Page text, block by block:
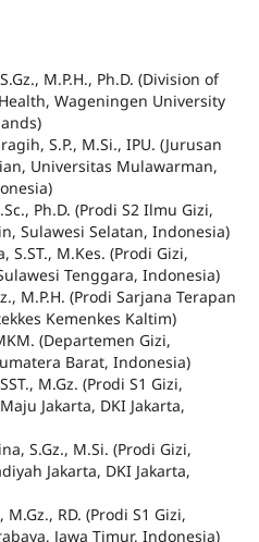
M.P.H., Ph.D. (Division of
Wageningen University
S.P., M.Si., IPU. (Jurusan
Universitas Mulawarman,
Ph.D. (Prodi S2 Ilmu Gizi,
Sulawesi Selatan, Indonesia)
S.ST., M.Kes. (Prodi Gizi,
Tenggara, Indonesia)
M.P.H. (Prodi Sarjana Terapan
Kemenkes Kaltim)
(Departemen Gizi,
Barat, Indonesia)
M.Gz. (Prodi S1 Gizi,
Jakarta, DKI Jakarta,
S.Gz., M.Si. (Prodi Gizi,
Jakarta, DKI Jakarta,
RD. (Prodi S1 Gizi,
Jawa Timur, Indonesia)